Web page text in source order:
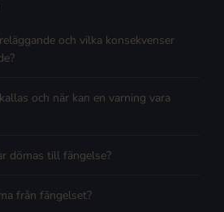
och vilka konsekvenser
och när kan en varning vara
dömas till fängelse?
från fängelset?